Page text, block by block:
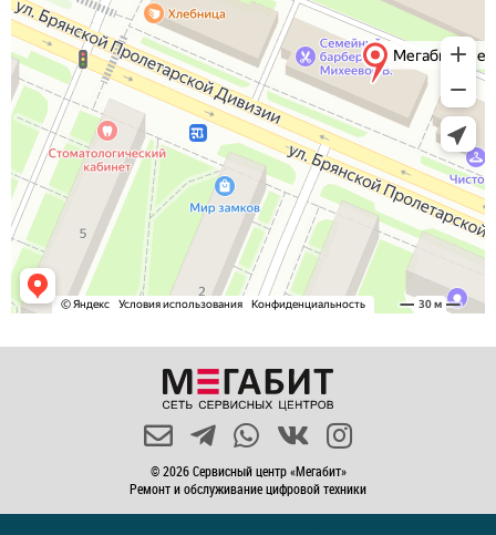
© 2026 Сервисный центр «Мегабит»
Ремонт и обслуживание цифровой техники